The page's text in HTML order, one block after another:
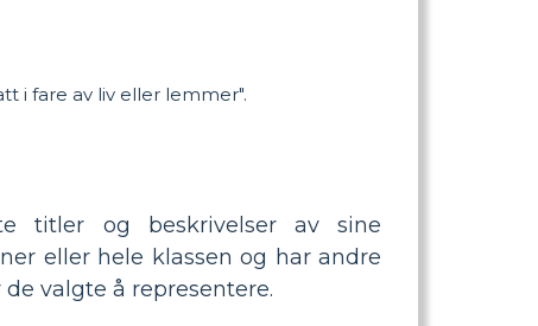
i fare av liv eller lemmer".
titler og beskrivelser av sine
eller hele klassen og har andre
valgte å representere.